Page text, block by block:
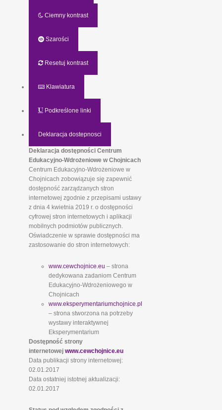
Ciemny kontrast
Szarości
Resetuj kontrast
Klawiatura
Podkreślone linki
Deklaracja dostepnosci
Deklaracja dostępności Centrum
Edukacyjno-Wdrożeniowe w Chojnicach
Centrum Edukacyjno-Wdrożeniowe w
Chojnicach zobowiązuje się zapewnić
dostępność zarządzanych stron
internetowej zgodnie z przepisami ustawy
z dnia 4 kwietnia 2019 r. o dostępności
cyfrowej stron internetowych i aplikacji
mobilnych podmiotów publicznych.
Oświadczenie w sprawie dostępności ma
zastosowanie do stron internetowych:
www.cewchojnice.eu – strona
dedykowana zadaniom Centrum
Edukacyjno-Wdrożeniowego w
Chojnicach
www.eksperymentariumchojnice.pl
– strona stworzona na potrzeby
wystawy interaktywnej
Eksperymentarium
Dostępność strony
internetowej www.cewchojnice.eu
Data publikacji strony internetowej:
02.01.2017
Data ostatniej istotnej aktualizacji:
02.01.2017